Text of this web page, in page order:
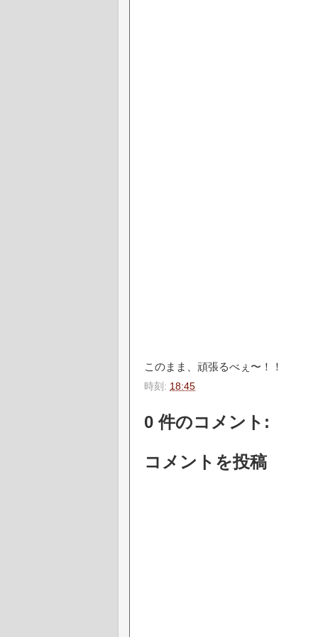
このまま、頑張るべぇ〜！！
時刻: 18:45
0 件のコメント:
コメントを投稿